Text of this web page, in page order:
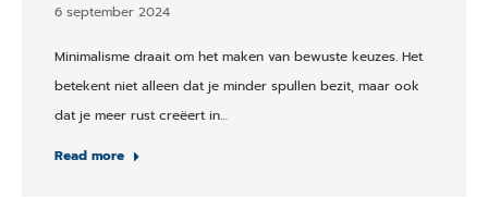
6 september 2024
Minimalisme draait om het maken van bewuste keuzes. Het
betekent niet alleen dat je minder spullen bezit, maar ook
dat je meer rust creëert in…
Read more